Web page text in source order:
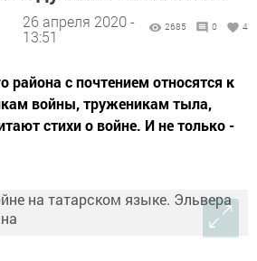
26 апреля 2020 -
13:51
2685 0 4
района с почтением относятся к
войны, труженикам тыла,
стихи о войне. И не только -